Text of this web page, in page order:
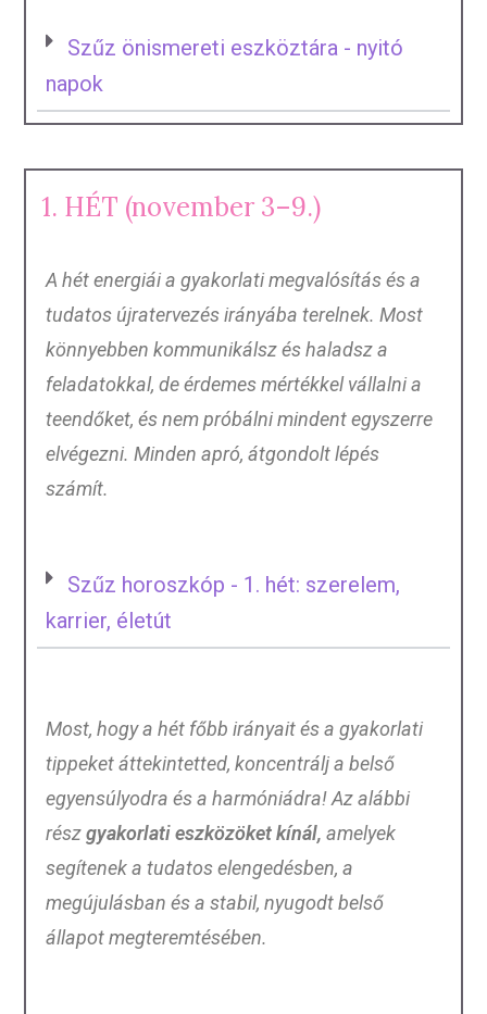
Szűz önismereti eszköztára - nyitó
napok
1. HÉT (november 3–9.)
A hét energiái a gyakorlati megvalósítás és a
tudatos újratervezés irányába terelnek. Most
könnyebben kommunikálsz és haladsz a
feladatokkal, de érdemes mértékkel vállalni a
teendőket, és nem próbálni mindent egyszerre
elvégezni. Minden apró, átgondolt lépés
számít.
Szűz horoszkóp - 1. hét: szerelem,
karrier, életút
Most, hogy a hét főbb irányait és a gyakorlati
tippeket áttekintetted, koncentrálj a belső
egyensúlyodra és a harmóniádra! Az alábbi
részgyakorlati eszközöket kínál, amelyek
segítenek a tudatos elengedésben, a
megújulásban és a stabil, nyugodt belső
állapot megteremtésében.